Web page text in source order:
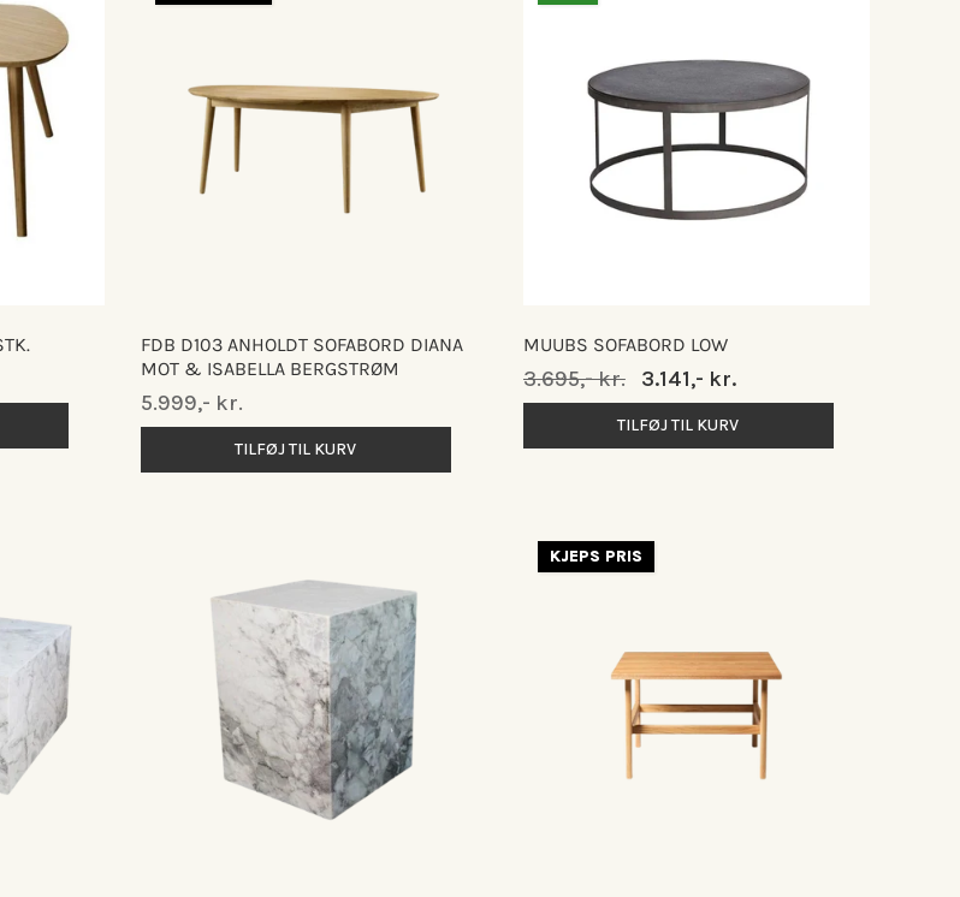
FDB D103 ANHOLDT SOFABORD DIANA
MOT & ISABELLA BERGSTRØM
Normalpris
5.999,- kr.
TILFØJ TIL KURV
MUUBS SOFABORD LOW
Normalpris
3.695,- kr. Udsalgspris
3.141,- kr.
TILFØJ TIL KURV
KJEPS PRIS